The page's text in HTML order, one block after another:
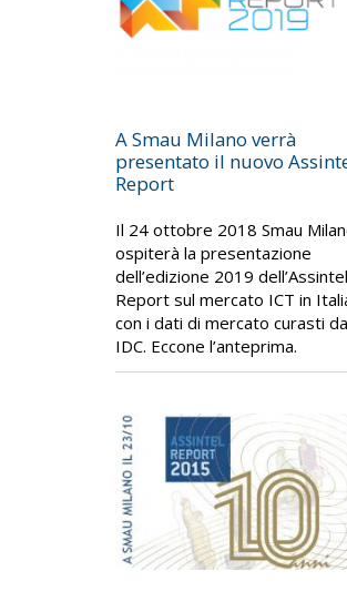
A Smau Milano verrà
presentato il nuovo
Report
Il 24 ottobre 2018 Smau
ospiterà la presentazione
dell’edizione 2019 dell’Assintel
Report sul mercato ICT in
con i dati di mercato curasti da
IDC. Eccone l’anteprima.